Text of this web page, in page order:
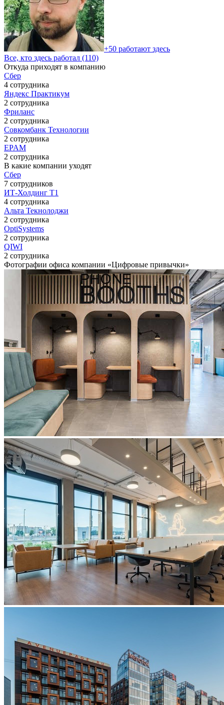
+50 работают здесь
Все, кто здесь работал (110)
Откуда приходят в компанию
Сбер
4 сотрудника
Яндекс Практикум
2 сотрудника
Фриланс
2 сотрудника
Совкомбанк Технологии
2 сотрудника
EPAM
2 сотрудника
В какие компании уходят
Сбер
7 сотрудников
ИТ-Холдинг Т1
4 сотрудника
Альта Текнолоджи
2 сотрудника
OptiSystems
2 сотрудника
QIWI
2 сотрудника
Фотографии офиса компании «Цифровые привычки»